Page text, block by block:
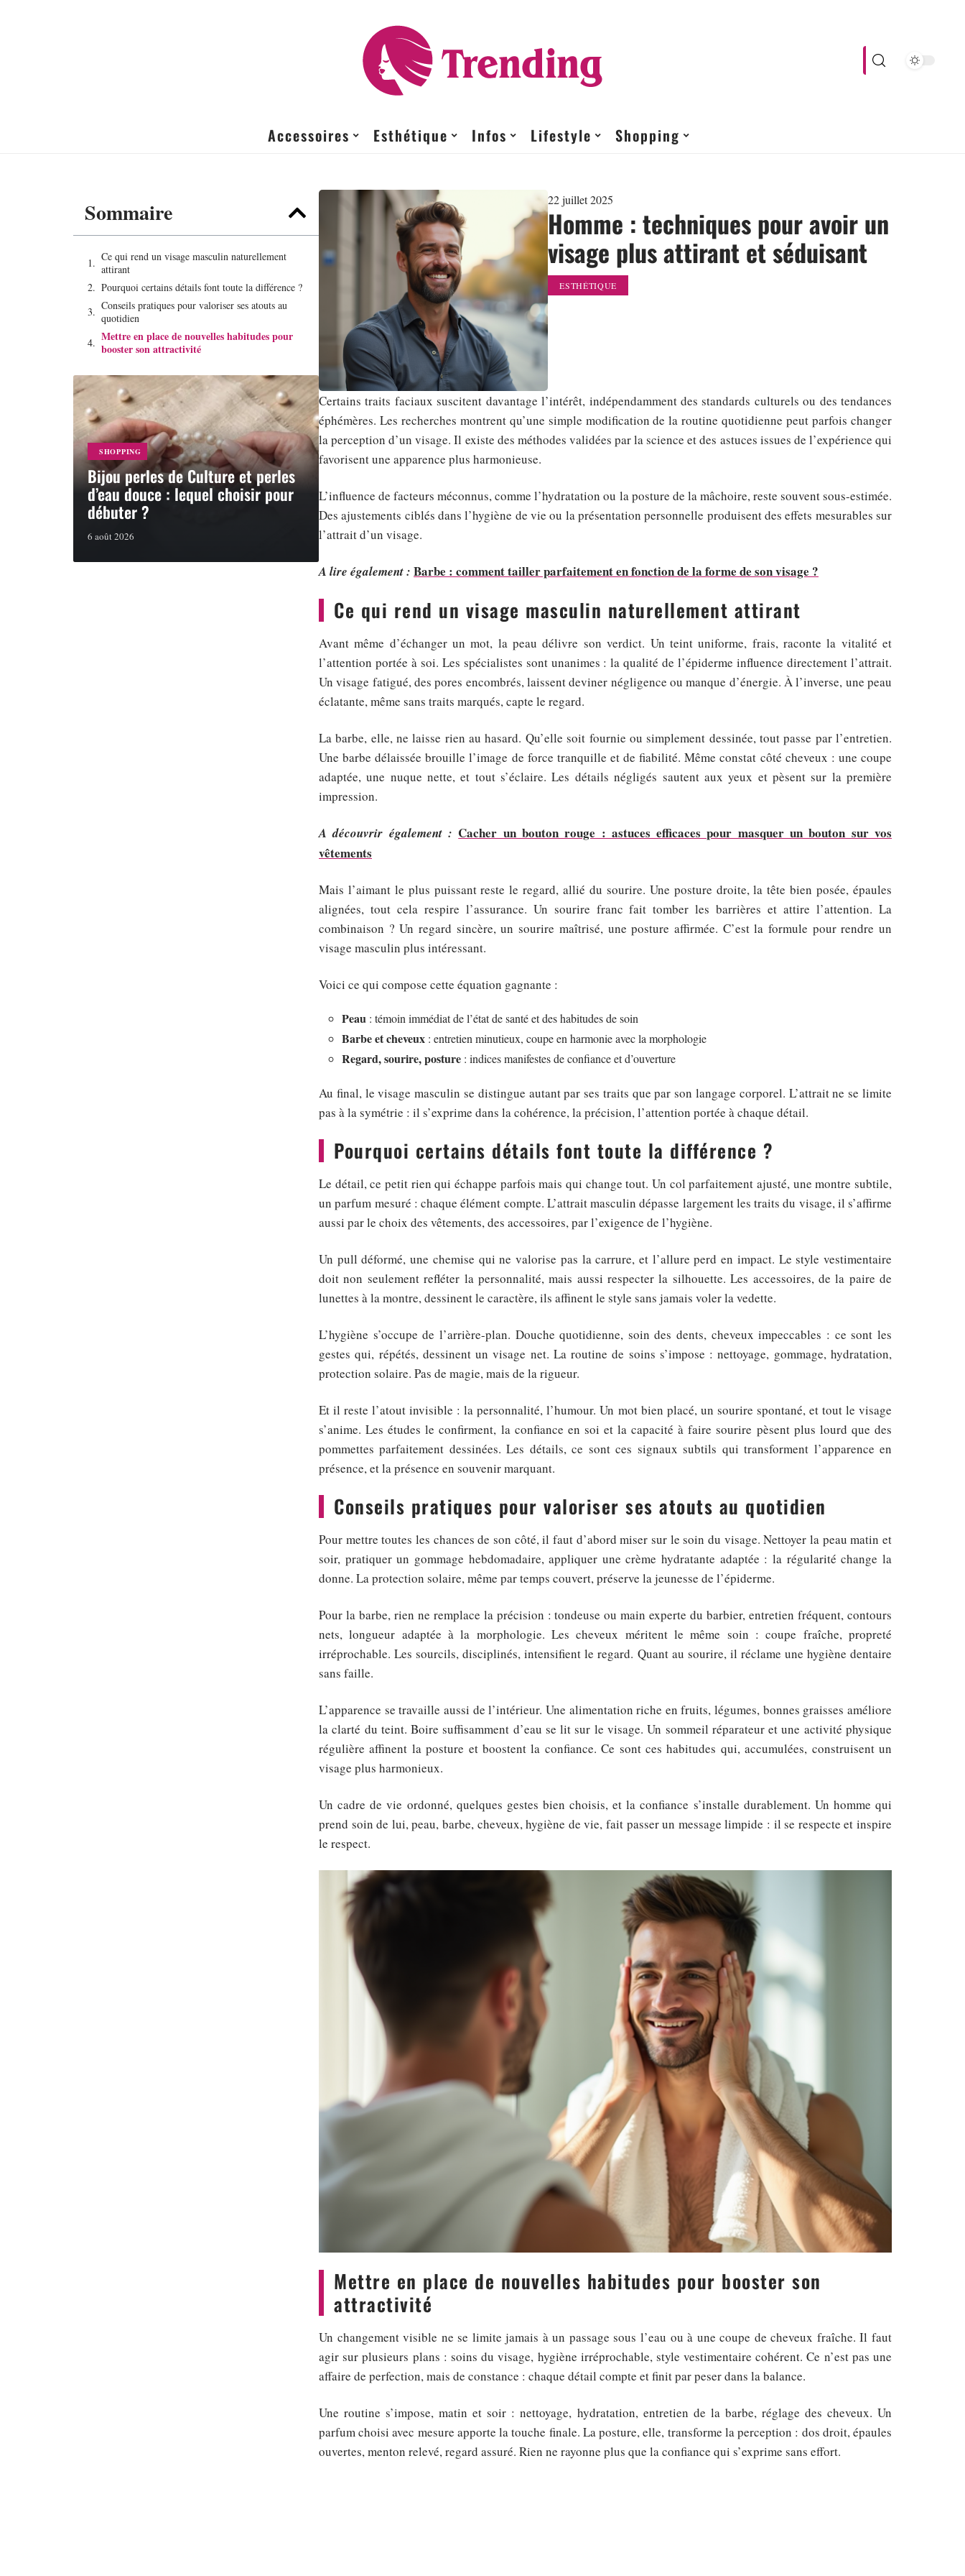
Accessoires Esthétique Infos Lifestyle Shopping
Sommaire
Ce qui rend un visage masculin naturellement
attirant
Pourquoi certains détails font toute la différence ?
Conseils pratiques pour valoriser ses atouts au
quotidien
Mettre en place de nouvelles habitudes pour
booster son attractivité
SHOPPING
Bijou perles de Culture et perles
d’eau douce : lequel choisir pour
débuter ?
6 août 2026
22 juillet 2025
Homme : techniques pour avoir un
visage plus attirant et séduisant
ESTHÉTIQUE
Certains traits faciaux suscitent davantage l’intérêt, indépendamment des standards culturels ou des tendances
éphémères. Les recherches montrent qu’une simple modification de la routine quotidienne peut parfois changer
la perception d’un visage. Il existe des méthodes validées par la science et des astuces issues de l’expérience qui
favorisent une apparence plus harmonieuse.
L’influence de facteurs méconnus, comme l’hydratation ou la posture de la mâchoire, reste souvent sous-estimée.
Des ajustements ciblés dans l’hygiène de vie ou la présentation personnelle produisent des effets mesurables sur
l’attrait d’un visage.
A lire également : Barbe : comment tailler parfaitement en fonction de la forme de son visage ?
Ce qui rend un visage masculin naturellement attirant
Avant même d’échanger un mot, la peau délivre son verdict. Un teint uniforme, frais, raconte la vitalité et
l’attention portée à soi. Les spécialistes sont unanimes : la qualité de l’épiderme influence directement l’attrait.
Un visage fatigué, des pores encombrés, laissent deviner négligence ou manque d’énergie. À l’inverse, une peau
éclatante, même sans traits marqués, capte le regard.
La barbe, elle, ne laisse rien au hasard. Qu’elle soit fournie ou simplement dessinée, tout passe par l’entretien.
Une barbe délaissée brouille l’image de force tranquille et de fiabilité. Même constat côté cheveux : une coupe
adaptée, une nuque nette, et tout s’éclaire. Les détails négligés sautent aux yeux et pèsent sur la première
impression.
A découvrir également : Cacher un bouton rouge : astuces efficaces pour masquer un bouton sur vos
vêtements
Mais l’aimant le plus puissant reste le regard, allié du sourire. Une posture droite, la tête bien posée, épaules
alignées, tout cela respire l’assurance. Un sourire franc fait tomber les barrières et attire l’attention. La
combinaison ? Un regard sincère, un sourire maîtrisé, une posture affirmée. C’est la formule pour rendre un
visage masculin plus intéressant.
Voici ce qui compose cette équation gagnante :
Peau : témoin immédiat de l’état de santé et des habitudes de soin
Barbe et cheveux : entretien minutieux, coupe en harmonie avec la morphologie
Regard, sourire, posture : indices manifestes de confiance et d’ouverture
Au final, le visage masculin se distingue autant par ses traits que par son langage corporel. L’attrait ne se limite
pas à la symétrie : il s’exprime dans la cohérence, la précision, l’attention portée à chaque détail.
Pourquoi certains détails font toute la différence ?
Le détail, ce petit rien qui échappe parfois mais qui change tout. Un col parfaitement ajusté, une montre subtile,
un parfum mesuré : chaque élément compte. L’attrait masculin dépasse largement les traits du visage, il s’affirme
aussi par le choix des vêtements, des accessoires, par l’exigence de l’hygiène.
Un pull déformé, une chemise qui ne valorise pas la carrure, et l’allure perd en impact. Le style vestimentaire
doit non seulement refléter la personnalité, mais aussi respecter la silhouette. Les accessoires, de la paire de
lunettes à la montre, dessinent le caractère, ils affinent le style sans jamais voler la vedette.
L’hygiène s’occupe de l’arrière-plan. Douche quotidienne, soin des dents, cheveux impeccables : ce sont les
gestes qui, répétés, dessinent un visage net. La routine de soins s’impose : nettoyage, gommage, hydratation,
protection solaire. Pas de magie, mais de la rigueur.
Et il reste l’atout invisible : la personnalité, l’humour. Un mot bien placé, un sourire spontané, et tout le visage
s’anime. Les études le confirment, la confiance en soi et la capacité à faire sourire pèsent plus lourd que des
pommettes parfaitement dessinées. Les détails, ce sont ces signaux subtils qui transforment l’apparence en
présence, et la présence en souvenir marquant.
Conseils pratiques pour valoriser ses atouts au quotidien
Pour mettre toutes les chances de son côté, il faut d’abord miser sur le soin du visage. Nettoyer la peau matin et
soir, pratiquer un gommage hebdomadaire, appliquer une crème hydratante adaptée : la régularité change la
donne. La protection solaire, même par temps couvert, préserve la jeunesse de l’épiderme.
Pour la barbe, rien ne remplace la précision : tondeuse ou main experte du barbier, entretien fréquent, contours
nets, longueur adaptée à la morphologie. Les cheveux méritent le même soin : coupe fraîche, propreté
irréprochable. Les sourcils, disciplinés, intensifient le regard. Quant au sourire, il réclame une hygiène dentaire
sans faille.
L’apparence se travaille aussi de l’intérieur. Une alimentation riche en fruits, légumes, bonnes graisses améliore
la clarté du teint. Boire suffisamment d’eau se lit sur le visage. Un sommeil réparateur et une activité physique
régulière affinent la posture et boostent la confiance. Ce sont ces habitudes qui, accumulées, construisent un
visage plus harmonieux.
Un cadre de vie ordonné, quelques gestes bien choisis, et la confiance s’installe durablement. Un homme qui
prend soin de lui, peau, barbe, cheveux, hygiène de vie, fait passer un message limpide : il se respecte et inspire
le respect.
Mettre en place de nouvelles habitudes pour booster son
attractivité
Un changement visible ne se limite jamais à un passage sous l’eau ou à une coupe de cheveux fraîche. Il faut
agir sur plusieurs plans : soins du visage, hygiène irréprochable, style vestimentaire cohérent. Ce n’est pas une
affaire de perfection, mais de constance : chaque détail compte et finit par peser dans la balance.
Une routine s’impose, matin et soir : nettoyage, hydratation, entretien de la barbe, réglage des cheveux. Un
parfum choisi avec mesure apporte la touche finale. La posture, elle, transforme la perception : dos droit, épaules
ouvertes, menton relevé, regard assuré. Rien ne rayonne plus que la confiance qui s’exprime sans effort.